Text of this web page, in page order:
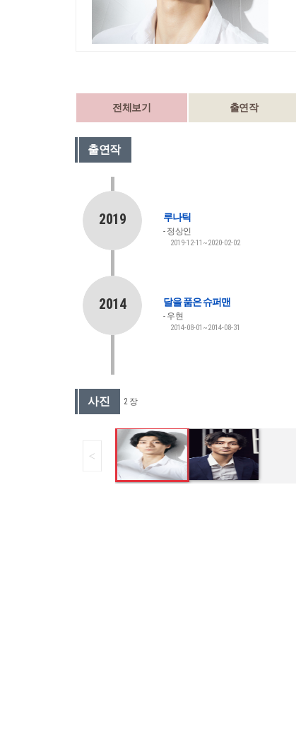
전체보기 출연작
출연작
2019 루나틱
정상인
2019-12-11~2020-02-02
2014 달을 품은 슈퍼맨
우현
2014-08-01~2014-08-31
사진 2 장